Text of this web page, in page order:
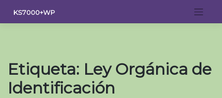
contenido
KS7000+WP
Etiqueta: Ley Orgánica de
Identificación